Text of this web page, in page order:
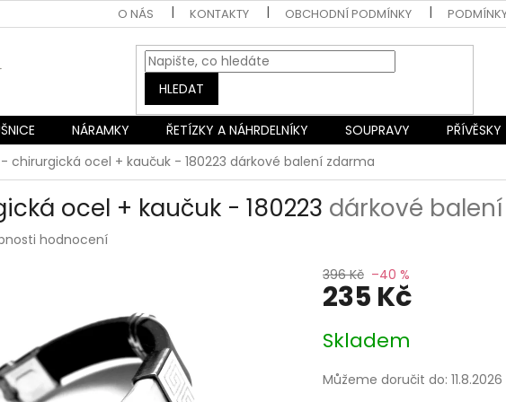
O NÁS KONTAKTY OBCHODNÍ PODMÍNKY
HLEDAT
NÁRAMKY ŘETÍZKY A NÁHRDELNÍKY SOUPRAVY PŘÍVĚSKY
chirurgická ocel + kaučuk - 180223 dárkové balení zdarma
ocel + kaučuk - 180223 dárkové
hodnocení
396 Kč –40 %
235 Kč
cena:
Skladem
Můžeme doručit do: 11.8.2026